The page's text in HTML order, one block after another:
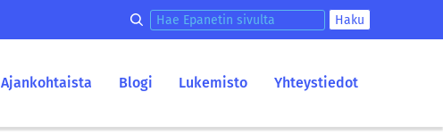
Hae epanetin sivulta Haku
Ajankohtaista Blogi Lukemisto Yhteystiedot